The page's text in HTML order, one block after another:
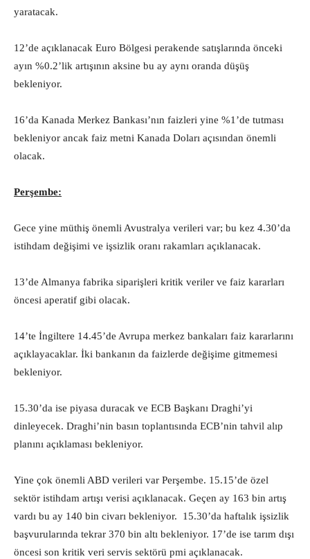
yaratacak.
12’de açıklanacak Euro Bölgesi perakende satışlarında önceki
ayın %0.2’lik artışının aksine bu ay aynı oranda düşüş
bekleniyor.
16’da Kanada Merkez Bankası’nın faizleri yine %1’de tutması
bekleniyor ancak faiz metni Kanada Doları açısından önemli
olacak.
Perşembe:
Gece yine müthiş önemli Avustralya verileri var; bu kez 4.30’da
istihdam değişimi ve işsizlik oranı rakamları açıklanacak.
13’de Almanya fabrika siparişleri kritik veriler ve faiz kararları
öncesi aperatif gibi olacak.
14’te İngiltere 14.45’de Avrupa merkez bankaları faiz kararlarını
açıklayacaklar. İki bankanın da faizlerde değişime gitmemesi
bekleniyor.
15.30’da ise piyasa duracak ve ECB Başkanı Draghi’yi
dinleyecek. Draghi’nin basın toplantısında ECB’nin tahvil alıp
planını açıklaması bekleniyor.
Yine çok önemli ABD verileri var Perşembe. 15.15’de özel
sektör istihdam artışı verisi açıklanacak. Geçen ay 163 bin artış
vardı bu ay 140 bin civarı bekleniyor. 15.30’da haftalık işsizlik
başvurularında tekrar 370 bin altı bekleniyor. 17’de ise tarım dışı
öncesi son kritik veri servis sektörü pmi açıklanacak.